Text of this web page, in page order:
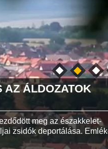
AZ ÁLDOZATOK
meg az északkelet-
zsidók deportálása.